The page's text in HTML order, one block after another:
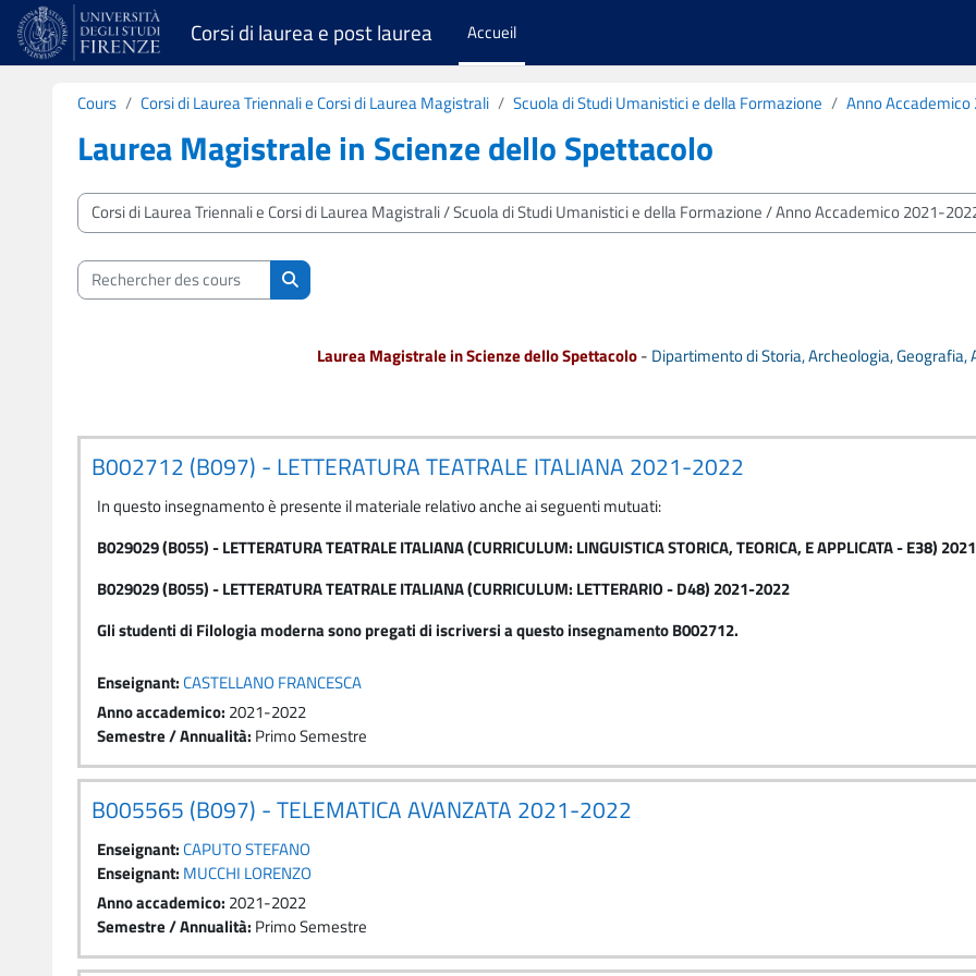
Passer au contenu principal
Corsi di laurea e post laurea Accueil
Cours Corsi di Laurea Triennali e Corsi di Laurea Magistrali Scuola di Studi Umanistici e della Formazione Anno
Laurea Magistrale in Scienze dello Spettacolo
Catégories de cours
Rechercher des cours
Rechercher des cours
Laurea Magistrale in Scienze dello Spettacolo- Dipartimento di Storia, Archeologia, Geografia,
B002712 (B097) - LETTERATURA TEATRALE ITALIANA 2021-2022
In questo insegnamento è presente il materiale relativo anche ai seguenti mutuati:
B029029 (B055) - LETTERATURA TEATRALE ITALIANA (CURRICULUM: LINGUISTICA STORICA, TEORICA, E APPLICATA - E38)
B029029 (B055) - LETTERATURA TEATRALE ITALIANA (CURRICULUM: LETTERARIO - D48) 2021-2022
Gli studenti di Filologia moderna sono pregati di iscriversi a questo insegnamento B002712.
Enseignant:CASTELLANO FRANCESCA
Anno accademico: 2021-2022
Semestre / Annualità: Primo Semestre
B005565 (B097) - TELEMATICA AVANZATA 2021-2022
Enseignant:CAPUTO STEFANO
Enseignant: MUCCHI LORENZO
Anno accademico: 2021-2022
Semestre / Annualità: Primo Semestre